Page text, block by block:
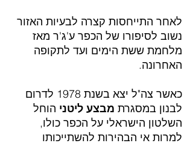
לאחר התייחסות קצרה לבעיות האזור
נשוב לסיפורו של הכפר ע'ג'ר מאז
מלחמת ששת הימים ועד לתקופה
האחרונה.
כאשר צה"ל יצא בשנת 1978 לדרום
לבנון במסגרת מבצע ליטני הוחל
השלטון הישראלי על הכפר כולו,
למרות אי הבהירות להשתייכותו